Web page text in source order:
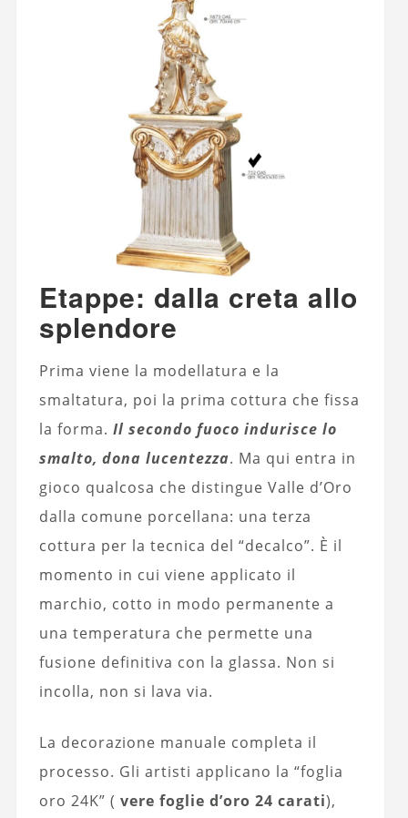
Etappe: dalla creta allo
splendore
Prima viene la modellatura e la
smaltatura, poi la prima cottura che fissa
la forma. Il secondo fuoco indurisce lo
smalto, dona lucentezza. Ma qui entra in
gioco qualcosa che distingue Valle d’Oro
dalla comune porcellana: una terza
cottura per la tecnica del “decalco”. È il
momento in cui viene applicato il
marchio, cotto in modo permanente a
una temperatura che permette una
fusione definitiva con la glassa. Non si
incolla, non si lava via.
La decorazione manuale completa il
processo. Gli artisti applicano la “foglia
oro 24K” ( vere foglie d’oro 24 carati),